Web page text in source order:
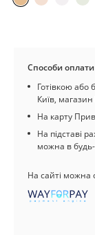
Способи оплати
Готівкою або
Київ, магазин
На карту
На підставі
можна в
На сайті можна